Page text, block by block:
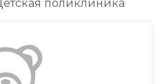
поликлиника